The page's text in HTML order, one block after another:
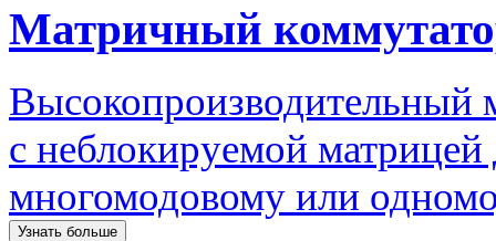
Матричный
Высокопроизводительный
с неблокируемой
многомодовому или
Узнать больше